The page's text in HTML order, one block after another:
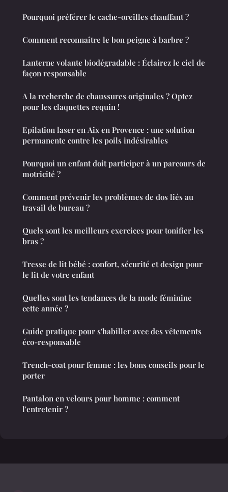
Pourquoi préférer le cache-oreilles chauffant ?
Comment reconnaître le bon peigne à barbre ?
Lanterne volante biodégradable : Éclairez le ciel de
façon responsable
A la recherche de chaussures originales ? Optez
pour les claquettes requin !
Epilation laser en Aix en Provence : une solution
permanente contre les poils indésirables
Pourquoi un enfant doit participer à un parcours de
motricité ?
Comment prévenir les problèmes de dos liés au
travail de bureau ?
Quels sont les meilleurs exercices pour tonifier les
bras ?
Tresse de lit bébé : confort, sécurité et design pour
le lit de votre enfant
Quelles sont les tendances de la mode féminine
cette année ?
Guide pratique pour s'habiller avec des vêtements
éco-responsable
Trench-coat pour femme : les bons conseils pour le
porter
Pantalon en velours pour homme : comment
l'entretenir ?